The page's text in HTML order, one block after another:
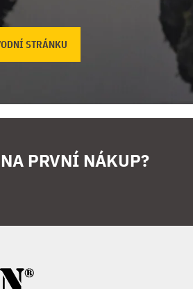
STRÁNKU
PRVNÍ NÁKUP?